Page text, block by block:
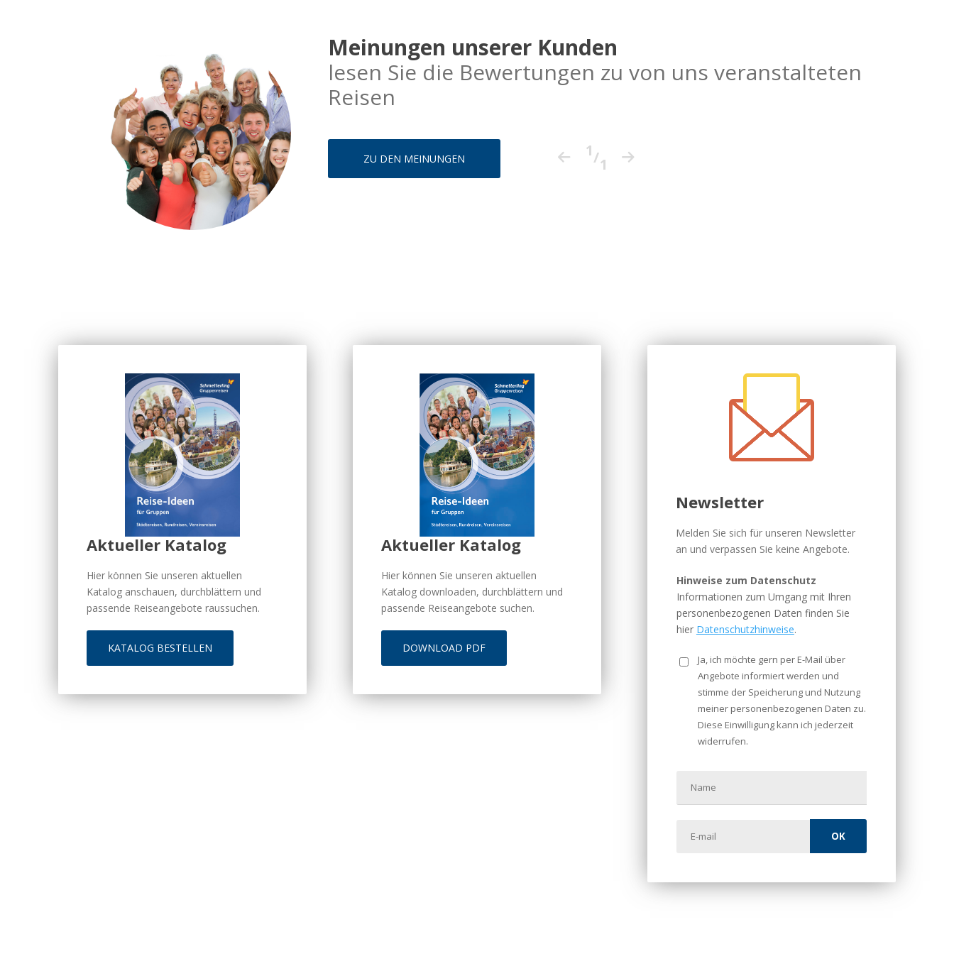
Meinungen unserer Kunden
lesen Sie die Bewertungen zu von uns veranstalteten
Reisen
ZU DEN MEINUNGEN 1/1
Aktueller Katalog
Hier können Sie unseren aktuellen
Katalog anschauen, durchblättern und
passende Reiseangebote raussuchen.
KATALOG BESTELLEN
Aktueller Katalog
Hier können Sie unseren aktuellen
Katalog downloaden, durchblättern und
passende Reiseangebote suchen.
DOWNLOAD PDF
Newsletter
Melden Sie sich für unseren Newsletter
an und verpassen Sie keine Angebote.
Hinweise zum Datenschutz
Informationen zum Umgang mit Ihren
personenbezogenen Daten finden Sie
hier Datenschutzhinweise.
Ja, ich möchte gern per E-Mail über
Angebote informiert werden und
stimme der Speicherung und Nutzung
meiner personenbezogenen Daten zu.
Diese Einwilligung kann ich jederzeit
widerrufen.
OK